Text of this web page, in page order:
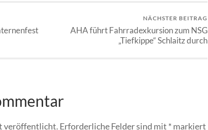
NÄCHSTER BEITRAG
AHA führt Fahrradexkursion zum NSG
„Tiefkippe“ Schlaitz durch
veröffentlicht. Erforderliche Felder sind mit * markiert